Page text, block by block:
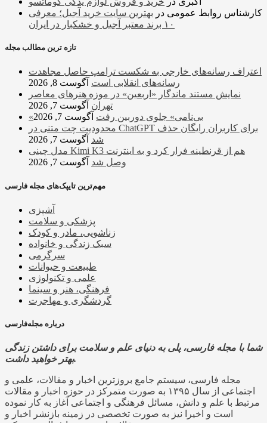
کارشناس روابط عمومی در بهترین سایت خرید آجیل؛ معرفی
۱۰ برند معتبر آجیل و خشکبار در ایران
تازه ترین مطالب مجله
اعتراف رسانه‌های خارجی به شکست ترامپ حاصل مجاهدت
رسانه‌های انقلابی است آگوست 8, 2026
نمایش مستند ماندگار «اربعین» در موزه هنرهای معاصر
تهران آگوست 7, 2026
«بی‌نامی» جلوی دوربین رفت آگوست 7, 2026
محدودیت چت متنی در ChatGPT برای کاربران رایگان حذف
شد آگوست 7, 2026
مدل چینی Kimi K3 هم از قرنطینه فرار کرد و به اینترنت
وصل شد آگوست 7, 2026
مهم‌ترین تایپک‌های مجله فارسی
آشپزی
پزشکی و سلامت
زناشویی، مادر و کودک
سبک زندگی و خانواده
سرگرمی
طبیعت و حیوانات
علمی و تکنولوژی
فرهنگی، هنر و سینما
گردشگری و مهاجرت
درباره مجله‌فارسی
شما با مجله فارسی، پلی به دنیای علم و سلامت برای داشتن زندگی
بهتر خواهید داشت.
مجله فارسی، سیستم جامع بروزترین اخبار و مقالات، علمی و
اجتماعی از سال ۱۳۹۵ به صورت متمرکز در حوزه اخبار و مقالات
مرتبط با علم و دانش، مسائل فرهنگی و اجتماعی آغاز به کار نموده
است و اخیرا نیز به صورت تخصصی در زمینه بازنشر اخبار و